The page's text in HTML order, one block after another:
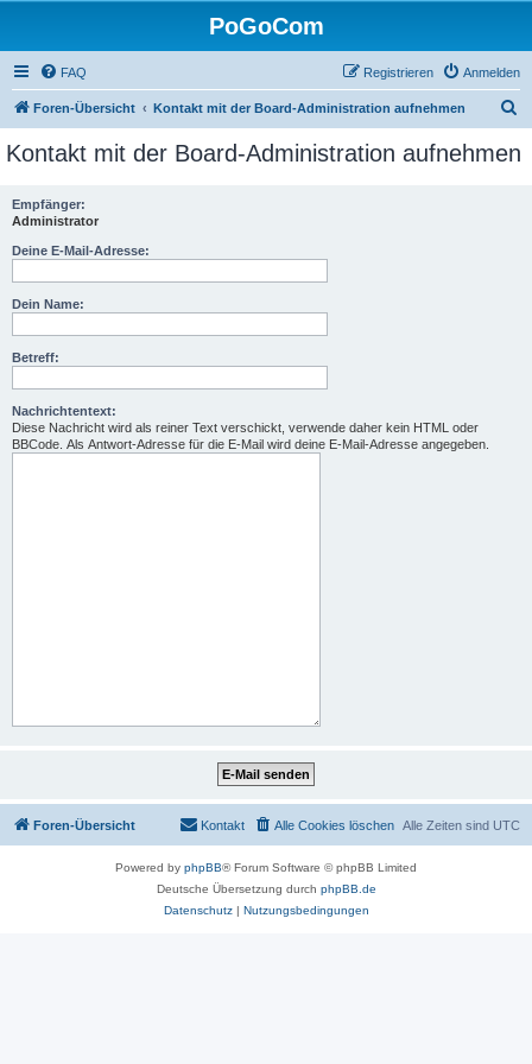
PoGoCom
FAQ Anmelden
Registrieren
Foren-Übersicht Kontakt mit der Board-Administration aufnehmen
c
Kontakt mit der Board-Administration aufnehmen
Empfänger:
Administrator
Deine E-Mail-Adresse:
Dein Name:
Betreff:
Nachrichtentext:
Diese Nachricht wird als reiner Text verschickt, verwende daher kein HTML oder
BBCode. Als Antwort-Adresse für die E-Mail wird deine E-Mail-Adresse angegeben.
Foren-Übersicht Alle Zeiten sind UTC
Alle Cookies löschen
Kontakt
Powered by phpBB® Forum Software © phpBB Limited
Deutsche Übersetzung durch phpBB.de
Datenschutz| Nutzungsbedingungen